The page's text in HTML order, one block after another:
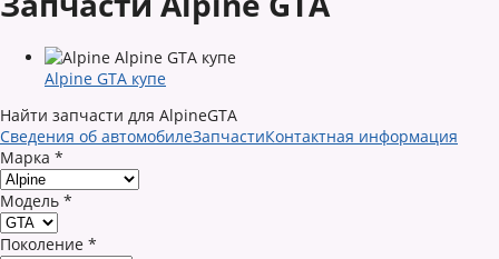
Alpine GTA купе
Найти запчасти для AlpineGTA
Сведения об автомобилеЗапчастиКонтактная информация
Марка *
Модель *
Поколение *